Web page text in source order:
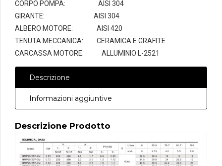
CORPO POMPA: AISI 304
GIRANTE: AISI 304
ALBERO MOTORE: AISI 420
TENUTA MECCANICA: CERAMICA E GRAFITE
CARCASSA MOTORE: ALLUMINIO L-2521
Descrizione
Informazioni aggiuntive
Descrizione Prodotto